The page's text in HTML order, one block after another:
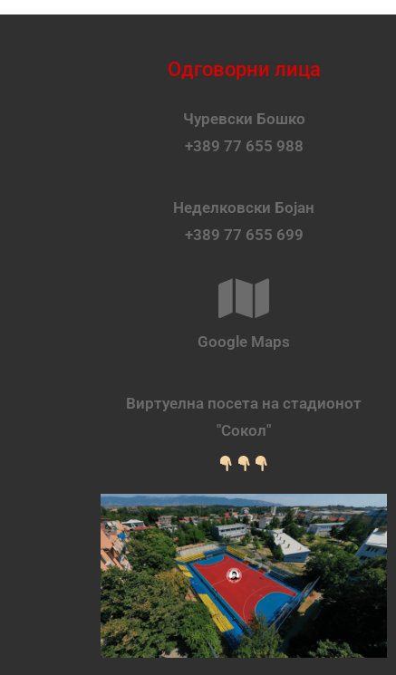
Одговорни лица
Чуревски Бошко
+389 77 655 988
Неделковски Бојан
+389 77 655 699
Google Maps
Виртуелна посета на стадионот
"Сокол"